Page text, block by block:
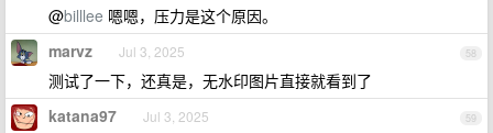
@billlee 嗯嗯，压力是这个原因。
58
marvz Jul 3, 2025
测试了一下，还真是，无水印图片直接就看到了
59
katana97 Jul 3, 2025